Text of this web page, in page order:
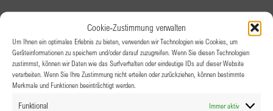
Cookie-Zustimmung verwalten
Um Ihnen ein optimales Erlebnis zu bieten, verwenden wir Technologien wie Cookies, um
Geräteinformationen zu speichern und/oder darauf zuzugreifen. Wenn Sie diesen Technologien
zustimmst, können wir Daten wie das Surfverhalten oder eindeutige IDs auf dieser Website
verarbeiten. Wenn Sie Ihre Zustimmung nicht erteilen oder zurückziehen, können bestimmte
Merkmale und Funktionen beeinträchtigt werden.
Funktional Immer aktiv